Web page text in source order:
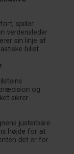
spiller
verdensleder
sin linje af
bilist.
og
sikrer
justerbare
højde for at
det er for